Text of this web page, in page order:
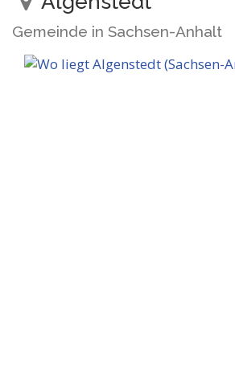
Gemeinde in Sachsen-Anhalt